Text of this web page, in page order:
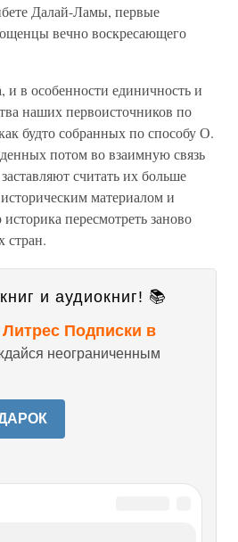
Далай-Ламы, первые
вечно воскресающего
и в особенности единичность и
наших первоисточников по
будто собранных по способу О.
потом во взаимную связь
считать их больше
материалом и
пересмотреть заново
стран.
и аудиокниг! 📚
Подписки в
неограниченным